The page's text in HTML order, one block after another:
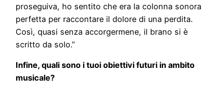
proseguiva, ho sentito che era la colonna sonora
perfetta per raccontare il dolore di una perdita.
Così, quasi senza accorgermene, il brano si è
scritto da solo.”
Infine, quali sono i tuoi obiettivi futuri in ambito
musicale?